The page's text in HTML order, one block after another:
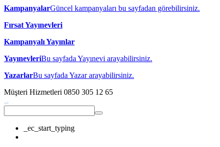
KampanyalarGüncel kampanyaları bu sayfadan görebilirsiniz.
Fırsat Yayınevleri
Kampanyalı Yayınlar
YayınevleriBu sayfada Yayınevi arayabilirsiniz.
YazarlarBu sayfada Yazar arayabilirsiniz.
Müşteri Hizmetleri 0850 305 12 65
_ec_start_typing